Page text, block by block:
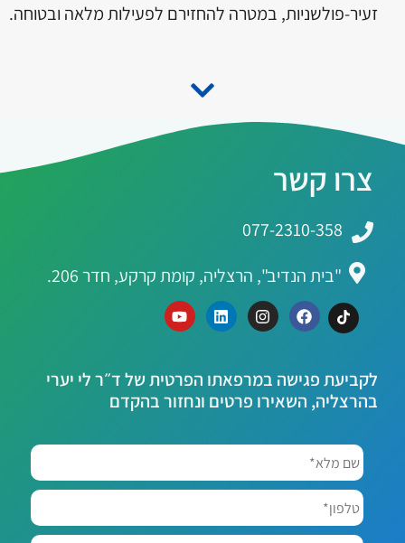
זעיר-פולשניות, במטרה להחזירם לפעילות מלאה ובטוחה.
צרו קשר
077-2310-358
"בית הנדיב", הרצליה, קומת קרקע, חדר 206.
לקביעת פגישה במרפאתו הפרטית של ד״ר לי יערי
בהרצליה, השאירו פרטים ונחזור בהקדם
שם
מלא* *
טלפון*